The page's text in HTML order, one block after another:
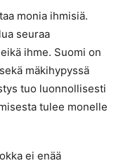
monia ihmisiä.
seuraa
ihme. Suomi on
mäkihypyssä
tuo luonnollisesti
tulee monelle
ei enää